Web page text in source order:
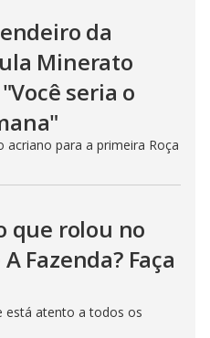
da
Minerato
seria o
para a primeira Roça
que rolou no
Fazenda? Faça
está atento a todos os